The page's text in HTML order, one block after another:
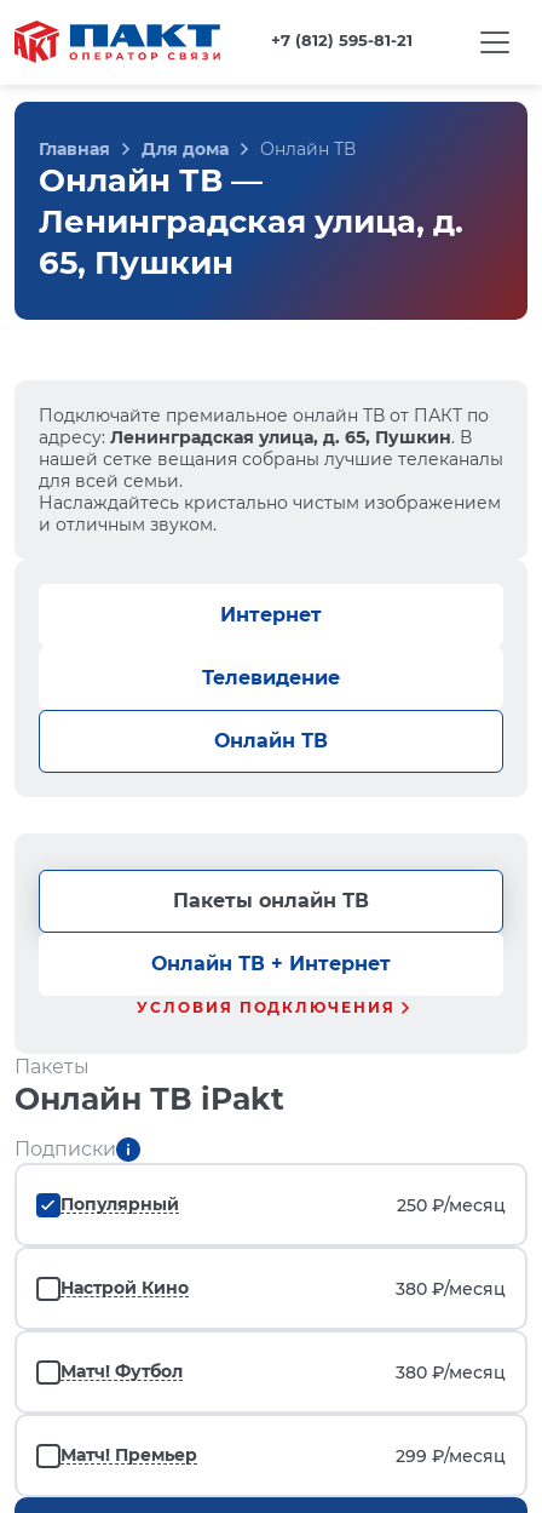
+7 (812) 595-81-21
Главная Для дома Онлайн ТВ
Онлайн ТВ —
Ленинградская улица, д.
65, Пушкин
Подключайте премиальное онлайн ТВ от ПАКТ по
адресу: Ленинградская улица, д. 65, Пушкин. В
нашей сетке вещания собраны лучшие телеканалы
для всей семьи.
Наслаждайтесь кристально чистым изображением
и отличным звуком.
Интернет
Телевидение
Онлайн ТВ
Пакеты онлайн ТВ
Онлайн ТВ + Интернет
УСЛОВИЯ ПОДКЛЮЧЕНИЯ
Пакеты
Онлайн ТВ iPakt
Подписки
Популярный 250 ₽/месяц
Настрой Кино 380 ₽/месяц
Матч! Футбол 380 ₽/месяц
Матч! Премьер 299 ₽/месяц